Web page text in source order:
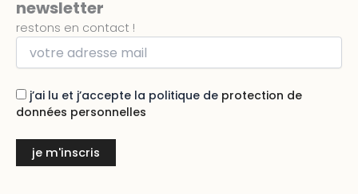
newsletter
restons en contact !
j’ai lu et j’accepte la politique de protection de
données personnelles